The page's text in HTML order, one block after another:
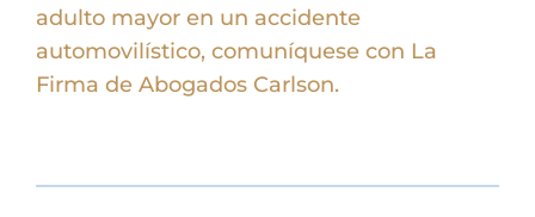
adulto mayor en un accidente
automovilístico, comuníquese con La
Firma de Abogados Carlson.